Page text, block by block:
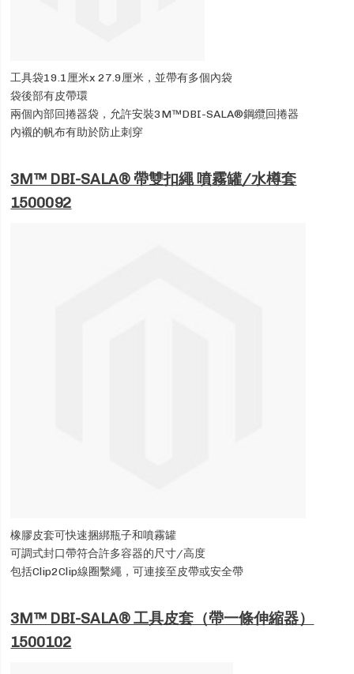
工具袋19.1厘米x 27.9厘米，並帶有多個內袋
袋後部有皮帶環
兩個內部回捲器袋，允許安裝3M™DBI-SALA®鋼纜回捲器
內襯的帆布有助於防止刺穿
3M™ DBI-SALA® 帶雙扣繩 噴霧罐/水樽套
1500092
橡膠皮套可快速捆綁瓶子和噴霧罐
可調式封口帶符合許多容器的尺寸/高度
包括Clip2Clip線圈繫繩，可連接至皮帶或安全帶
3M™ DBI-SALA® 工具皮套（帶一條伸縮器）
1500102